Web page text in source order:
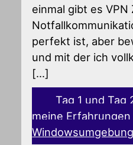
einmal gibt es VPN
perfekt ist, aber
und mit der ich
[…]
Tag 1 und Tag
meine